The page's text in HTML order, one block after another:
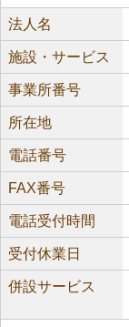
法人名
施設・サービス
事業所番号
所在地
電話番号
FAX番号
電話受付時間
受付休業日
併設サービス